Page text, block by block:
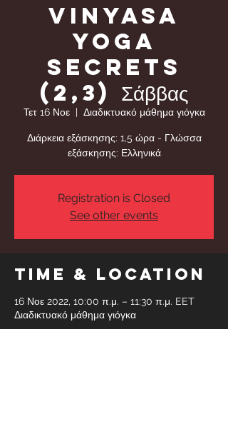
Vinyasa
Yoga
Secrets
(2,3) Σάββας
Τετ 16 Νοε
  |
Διαδικτυακό μάθημα γιόγκα
Διάρκεια εξάσκησης: 1,5 ώρα - Γλώσσα
εξάσκησης: Ελληνικά
Registration is Closed
See other events
Time & Location
16 Νοε 2022, 10:00 π.μ. – 11:30 π.μ. EET
Διαδικτυακό μάθημα γιόγκα